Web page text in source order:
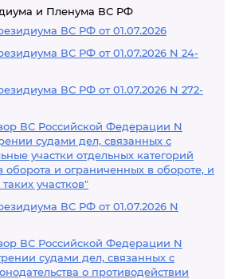
и Пленума ВС РФ
ВС РФ от 01.07.2026
ВС РФ от 01.07.2026 N 24-
ВС РФ от 01.07.2026 N 272-
ВС Российской Федерации N
судами дел, связанных с
участки отдельных категорий
оборота и ограниченных в обороте, и
участков"
ВС РФ от 01.07.2026 N
ВС Российской Федерации N
судами дел, связанных с
о противодействии